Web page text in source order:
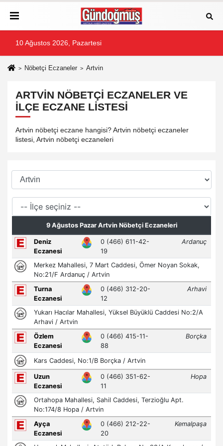
10 Ağustos 2026, Pazartesi
Nöbetçi Eczaneler Artvin
ARTVIN NÖBETÇI ECZANELER VE
İLÇE ECZANE LISTESI
Artvin nöbetçi eczane hangisi? Artvin nöbetçi eczaneler
listesi, Artvin nöbetçi eczaneleri